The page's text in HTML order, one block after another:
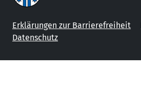
Erklärungen zur Barrierefreiheit
Datenschutz